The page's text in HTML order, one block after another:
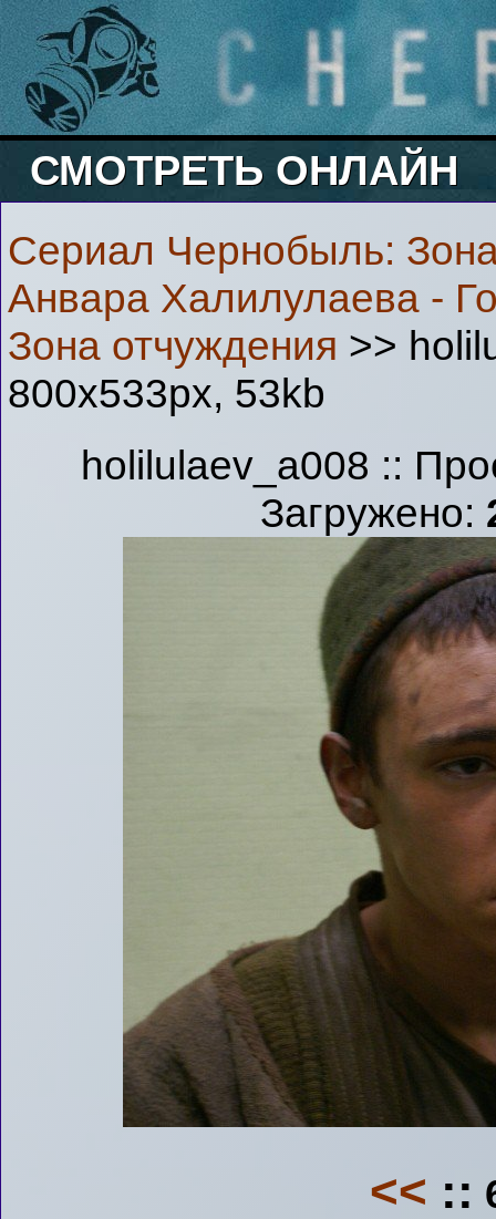
СМОТРЕТЬ ОНЛАЙН
Сериал Чернобыль:
Анвара Халилулаева -
Зона отчуждения >>
800x533px, 53kb
holilulaev_a008 ::
Загружено:
<< ::